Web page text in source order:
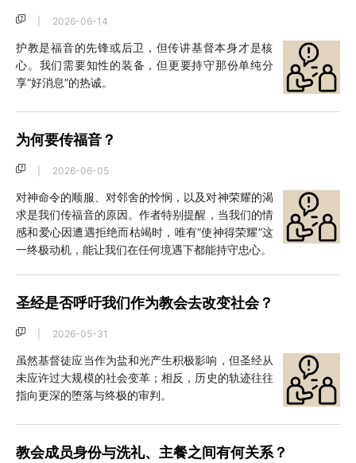
2026-06-14
护教是福音的先锋或后卫，但传讲基督本身才是核
心。我们需要知性的装备，但更要持守那份单纯分
享“好消息”的热诚。
为何要传福音？
2026-06-05
对神命令的顺服、对邻舍的怜悯，以及对神荣耀的渴
求是我们传福音的原因。作者特别提醒，当我们的情
感和爱心因遭遇拒绝而枯竭时，唯有“使神得荣耀”这
一终极动机，能让我们在任何境遇下都能持守忠心。
圣经是否呼吁我们作为教会去改变社会？
2026-05-31
虽然基督徒应当作为盐和光产生积极影响，但圣经从
未应许过大规模的社会变革；相反，历史的轨迹往往
指向更深的堕落与终极的审判。
教会成员身份与洗礼、主餐之间有何关系？